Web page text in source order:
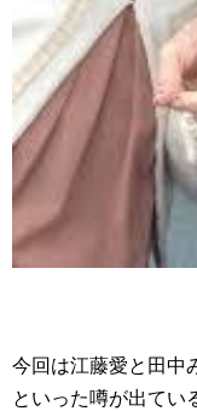
今回は江藤愛と田中
といった噂が出てい